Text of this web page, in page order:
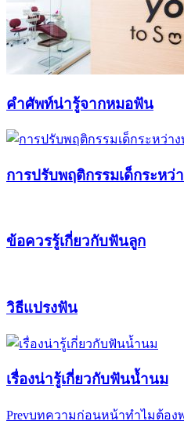
คำศัพท์น่ารู้จากหมอฟัน
การปรับพฤติกรรมเด็กระหว่
ข้อควรรู้เกี่ยวกับฟันลูก
วิธีแปรงฟัน
เรื่องน่ารู้เกี่ยวกับฟันน้ำนม
Prevบทความก่อนหน้าทำไมต้อง